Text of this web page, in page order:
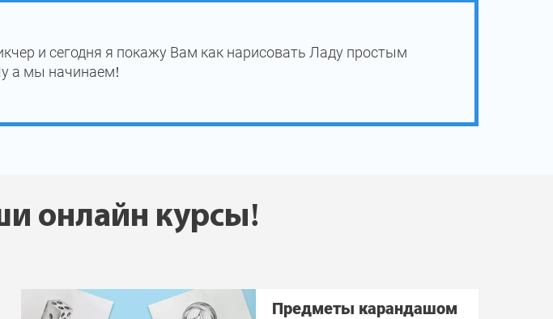
и сегодня я покажу Вам как нарисовать Ладу простым
а мы начинаем!
онлайн курсы!
Предметы карандашом